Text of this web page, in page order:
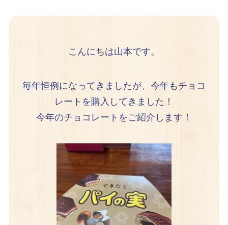
こんにちは山本です。
毎年恒例になってきましたが、今年もチョコ
レートを購入してきました！
今年のチョコレートをご紹介します！